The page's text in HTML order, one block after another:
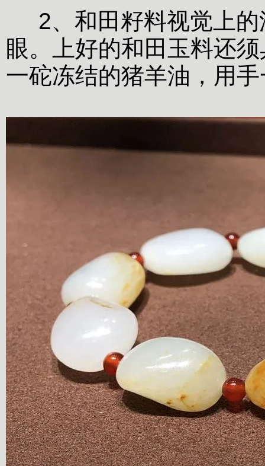
2、和田籽料视觉上的
眼。上好的和田玉料还
一砣冻结的猪羊油，用